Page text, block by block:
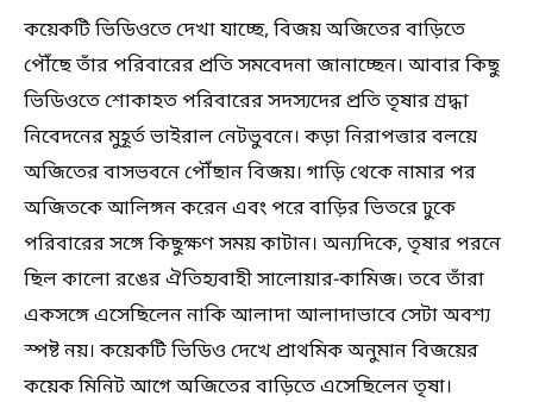
কয়েকটি ভিডিওতে দেখা যাচ্ছে, বিজয় অজিতের বাড়িতে
পৌঁছে তাঁর পরিবারের প্রতি সমবেদনা জানাচ্ছেন। আবার কিছু
ভিডিওতে শোকাহত পরিবারের সদস্যদের প্রতি তৃষার শ্রদ্ধা
নিবেদনের মুহূর্ত ভাইরাল নেটভুবনে। কড়া নিরাপত্তার বলয়ে
অজিতের বাসভবনে পৌঁছান বিজয়। গাড়ি থেকে নামার পর
অজিতকে আলিঙ্গন করেন এবং পরে বাড়ির ভিতরে ঢুকে
পরিবারের সঙ্গে কিছুক্ষণ সময় কাটান। অন্যদিকে, তৃষার পরনে
ছিল কালো রঙের ঐতিহ্যবাহী সালোয়ার-কামিজ। তবে তাঁরা
একসঙ্গে এসেছিলেন নাকি আলাদা আলাদাভাবে সেটা অবশ্য
স্পষ্ট নয়। কয়েকটি ভিডিও দেখে প্রাথমিক অনুমান বিজয়ের
কয়েক মিনিট আগে অজিতের বাড়িতে এসেছিলেন তৃষা।